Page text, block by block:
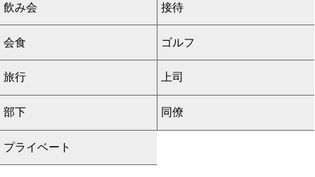
飲み会 接待
会食 ゴルフ
旅行 上司
部下 同僚
プライベート